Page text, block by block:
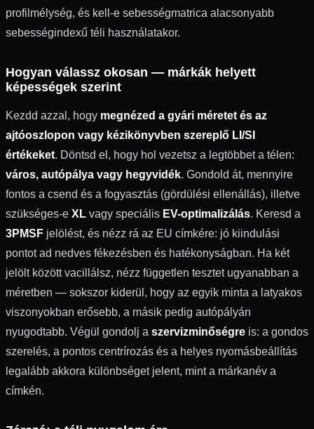
profilmélység, és kell-e sebességmatrica alacsonyabb
sebességindexű téli használatakor.
Hogyan válassz okosan — márkák helyett
képességek szerint
Kezdd azzal, hogy megnézed a gyári méretet és az
ajtóoszlopon vagy kézikönyvben szereplő LI/SI
értékeket. Döntsd el, hogy hol vezetsz a legtöbbet a télen:
város, autópálya vagy hegyvidék. Gondold át, mennyire
fontos a csend és a fogyasztás (gördülési ellenállás), illetve
szükséges-e XL vagy speciális EV-optimalizálás. Keresd a
3PMSF jelölést, és nézz rá az EU címkére: jó kiindulási
pontot ad nedves fékezésben és hatékonyságban. Ha két
jelölt között vacillálsz, nézz független tesztet ugyanabban a
méretben — sokszor kiderül, hogy az egyik minta a latyakos
viszonyokban erősebb, a másik pedig autópályán
nyugodtabb. Végül gondolj a szervizminőségre is: a gondos
szerelés, a pontos centrírozás és a helyes nyomásbeállítás
legalább akkora különbséget jelent, mint a márkanév a
címkén.